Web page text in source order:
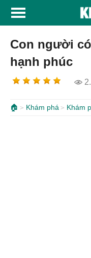
Con người
hạnh phúc
🏠 Khám phá Khám